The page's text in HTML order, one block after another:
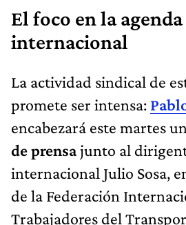
El foco en la agenda
internacional
La actividad sindical de
promete ser intensa:
encabezará este martes
de prensajunto al
internacional Julio Sosa,
de la Federación
Trabajadores del